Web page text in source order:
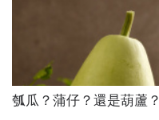
瓠瓜？蒲仔？還是葫蘆？